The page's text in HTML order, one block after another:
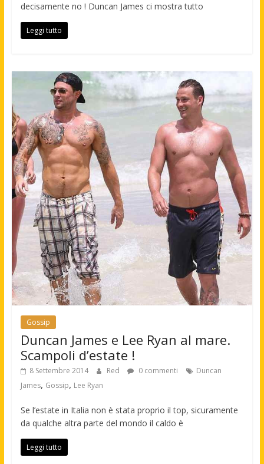
decisamente no ! Duncan James ci mostra tutto
Leggi tutto
Gossip
Duncan James e Lee Ryan al mare.
Scampoli d’estate !
8 Settembre 2014 Red 0 commenti
Duncan
James, Gossip, Lee Ryan
Se l’estate in Italia non è stata proprio il top, sicuramente
da qualche altra parte del mondo il caldo è
Leggi tutto